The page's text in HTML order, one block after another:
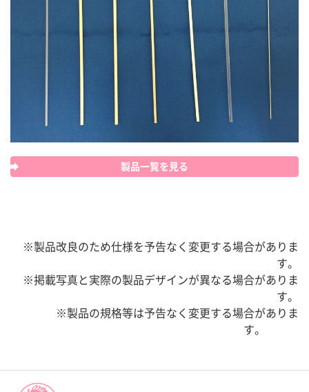
製品一覧を見る
※製品改良のため仕様を予告なく変更する場合がありま
す。
※掲載写真と実際の製品デザインが異なる場合がありま
す。
※製品の規格等は予告なく変更する場合がありま
す。